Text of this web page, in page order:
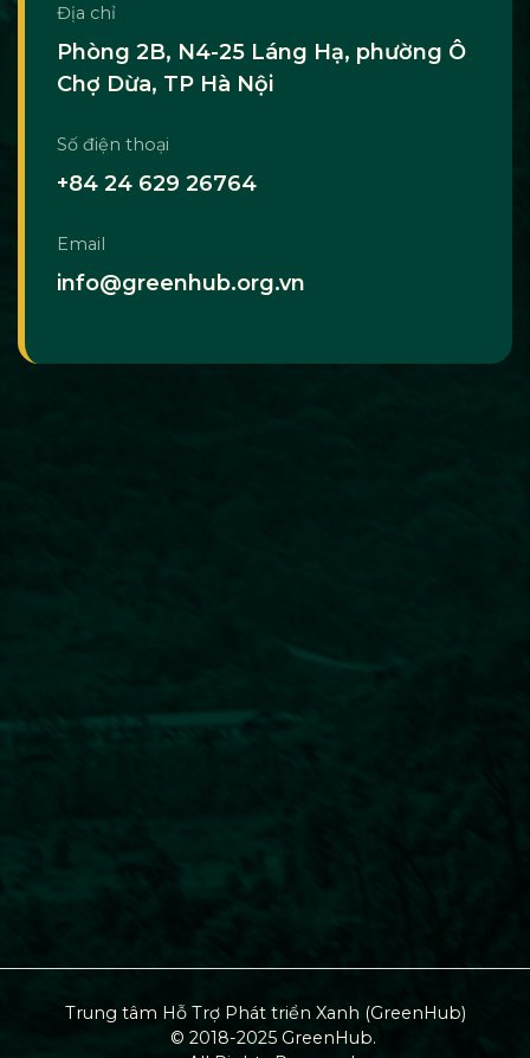
Địa chỉ
Phòng 2B, N4-25 Láng Hạ, phường Ô
Chợ Dừa, TP Hà Nội
Số điện thoại
+84 24 629 26764
Email
info@greenhub.org.vn
Trung tâm Hỗ Trợ Phát triển Xanh (GreenHub)
© 2018-2025 GreenHub.